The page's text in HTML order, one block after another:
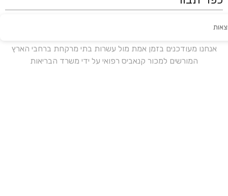
אנחנו מעודכנים בזמן אמת מול עשרות בתי מרקחת ברחבי הארץ
המורשים למכור קנאביס רפואי על ידי משרד הבריאות